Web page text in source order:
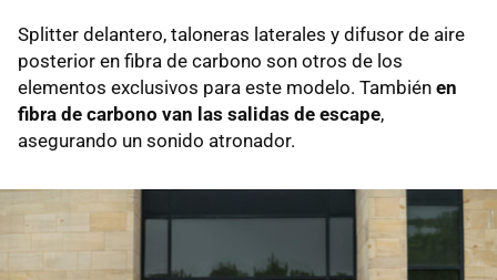
Splitter delantero, taloneras laterales y difusor de aire
posterior en fibra de carbono son otros de los
elementos exclusivos para este modelo. También en
fibra de carbono van las salidas de escape,
asegurando un sonido atronador.